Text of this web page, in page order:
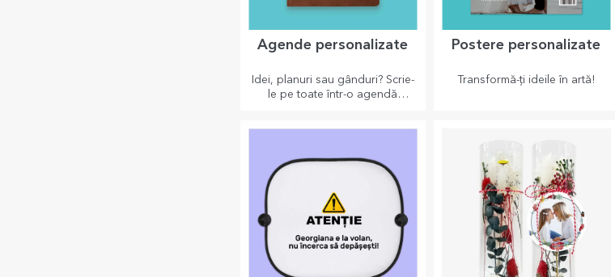
Agende personalizate
Idei, planuri sau gânduri? Scrie-
le pe toate într-o agendă
Postere personalizate
Transformă-ți ideile în artă!